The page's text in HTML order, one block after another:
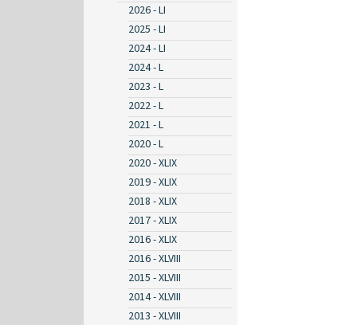
2026 - LI
2025 - LI
2024 - LI
2024 - L
2023 - L
2022 - L
2021 - L
2020 - L
2020 - XLIX
2019 - XLIX
2018 - XLIX
2017 - XLIX
2016 - XLIX
2016 - XLVIII
2015 - XLVIII
2014 - XLVIII
2013 - XLVIII